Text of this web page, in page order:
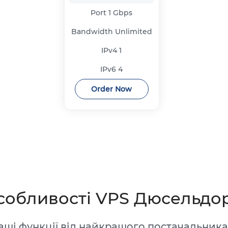
Port 1 Gbps
Bandwidth Unlimited
IPv41
IPv6 4
Order Now
VPS